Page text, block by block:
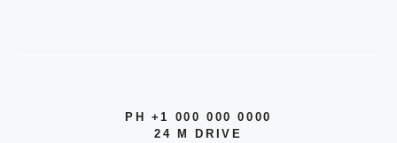
PH +1 000 000 0000
24 M DRIVE